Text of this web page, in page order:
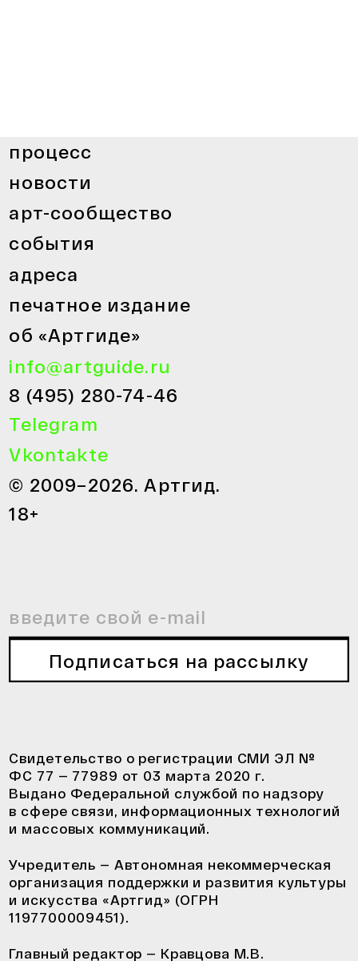
процесс
новости
арт-сообщество
события
адреса
печатное издание
об «Артгиде»
info@artguide.ru
8 (495) 280-74-46
© 2009–2026. Артгид.
18+
Telegram
Vkontakte
Свидетельство о регистрации СМИ ЭЛ №
ФС 77 — 77989 от 03 марта 2020 г.
Выдано Федеральной службой по надзору
в сфере связи, информационных технологий
и массовых коммуникаций.
Учредитель — Автономная некоммерческая
организация поддержки и развития культуры
и искусства «Артгид» (ОГРН
1197700009451).
Главный редактор — Кравцова М.В.
Подписаться на рассылку